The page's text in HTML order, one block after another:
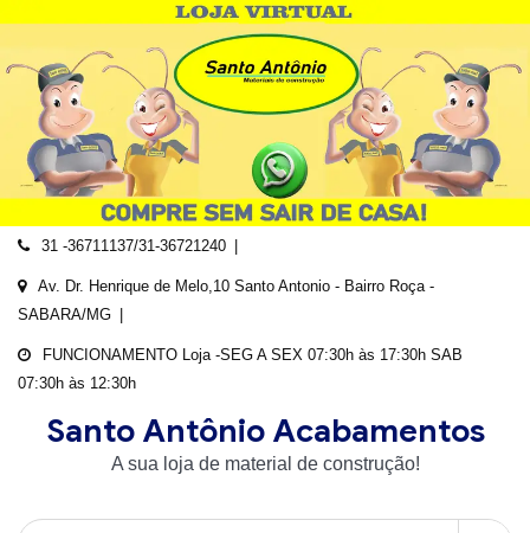
content
31 -36711137/31-36721240
Av. Dr. Henrique de Melo,10 Santo Antonio - Bairro Roça -
SABARA/MG
FUNCIONAMENTO Loja -SEG A SEX 07:30h às 17:30h SAB
07:30h às 12:30h
Santo Antônio Acabamentos
A sua loja de material de construção!